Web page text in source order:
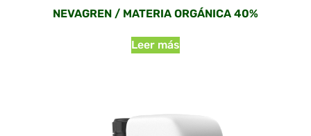
NEVAGREN / MATERIA ORGÁNICA 40%
Leer más